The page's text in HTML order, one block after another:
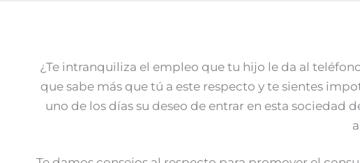
¿Te intranquiliza el empleo que tu hijo le da al
que sabe más que tú a este respecto y te sientes
uno de los días su deseo de entrar en esta sociedad